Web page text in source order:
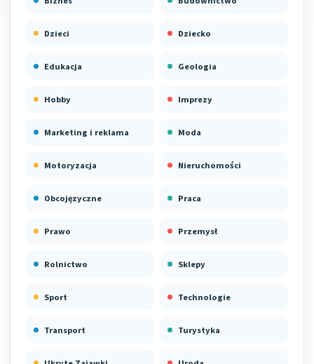
Dzieci Dziecko
Edukacja Geologia
Hobby Imprezy
Marketing i reklama Moda
Motoryzacja Nieruchomości
Obcojęzyczne Praca
Prawo Przemysł
Rolnictwo Sklepy
Sport Technologie
Transport Turystyka